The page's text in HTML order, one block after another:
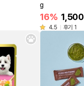
g
16% 1,500
4.5
후기 1